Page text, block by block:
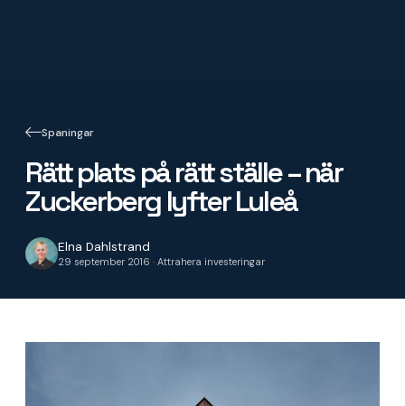
Spaningar
Rätt plats på rätt ställe – när
Zuckerberg lyfter Luleå
Elna Dahlstrand
29 september 2016 · Attrahera investeringar